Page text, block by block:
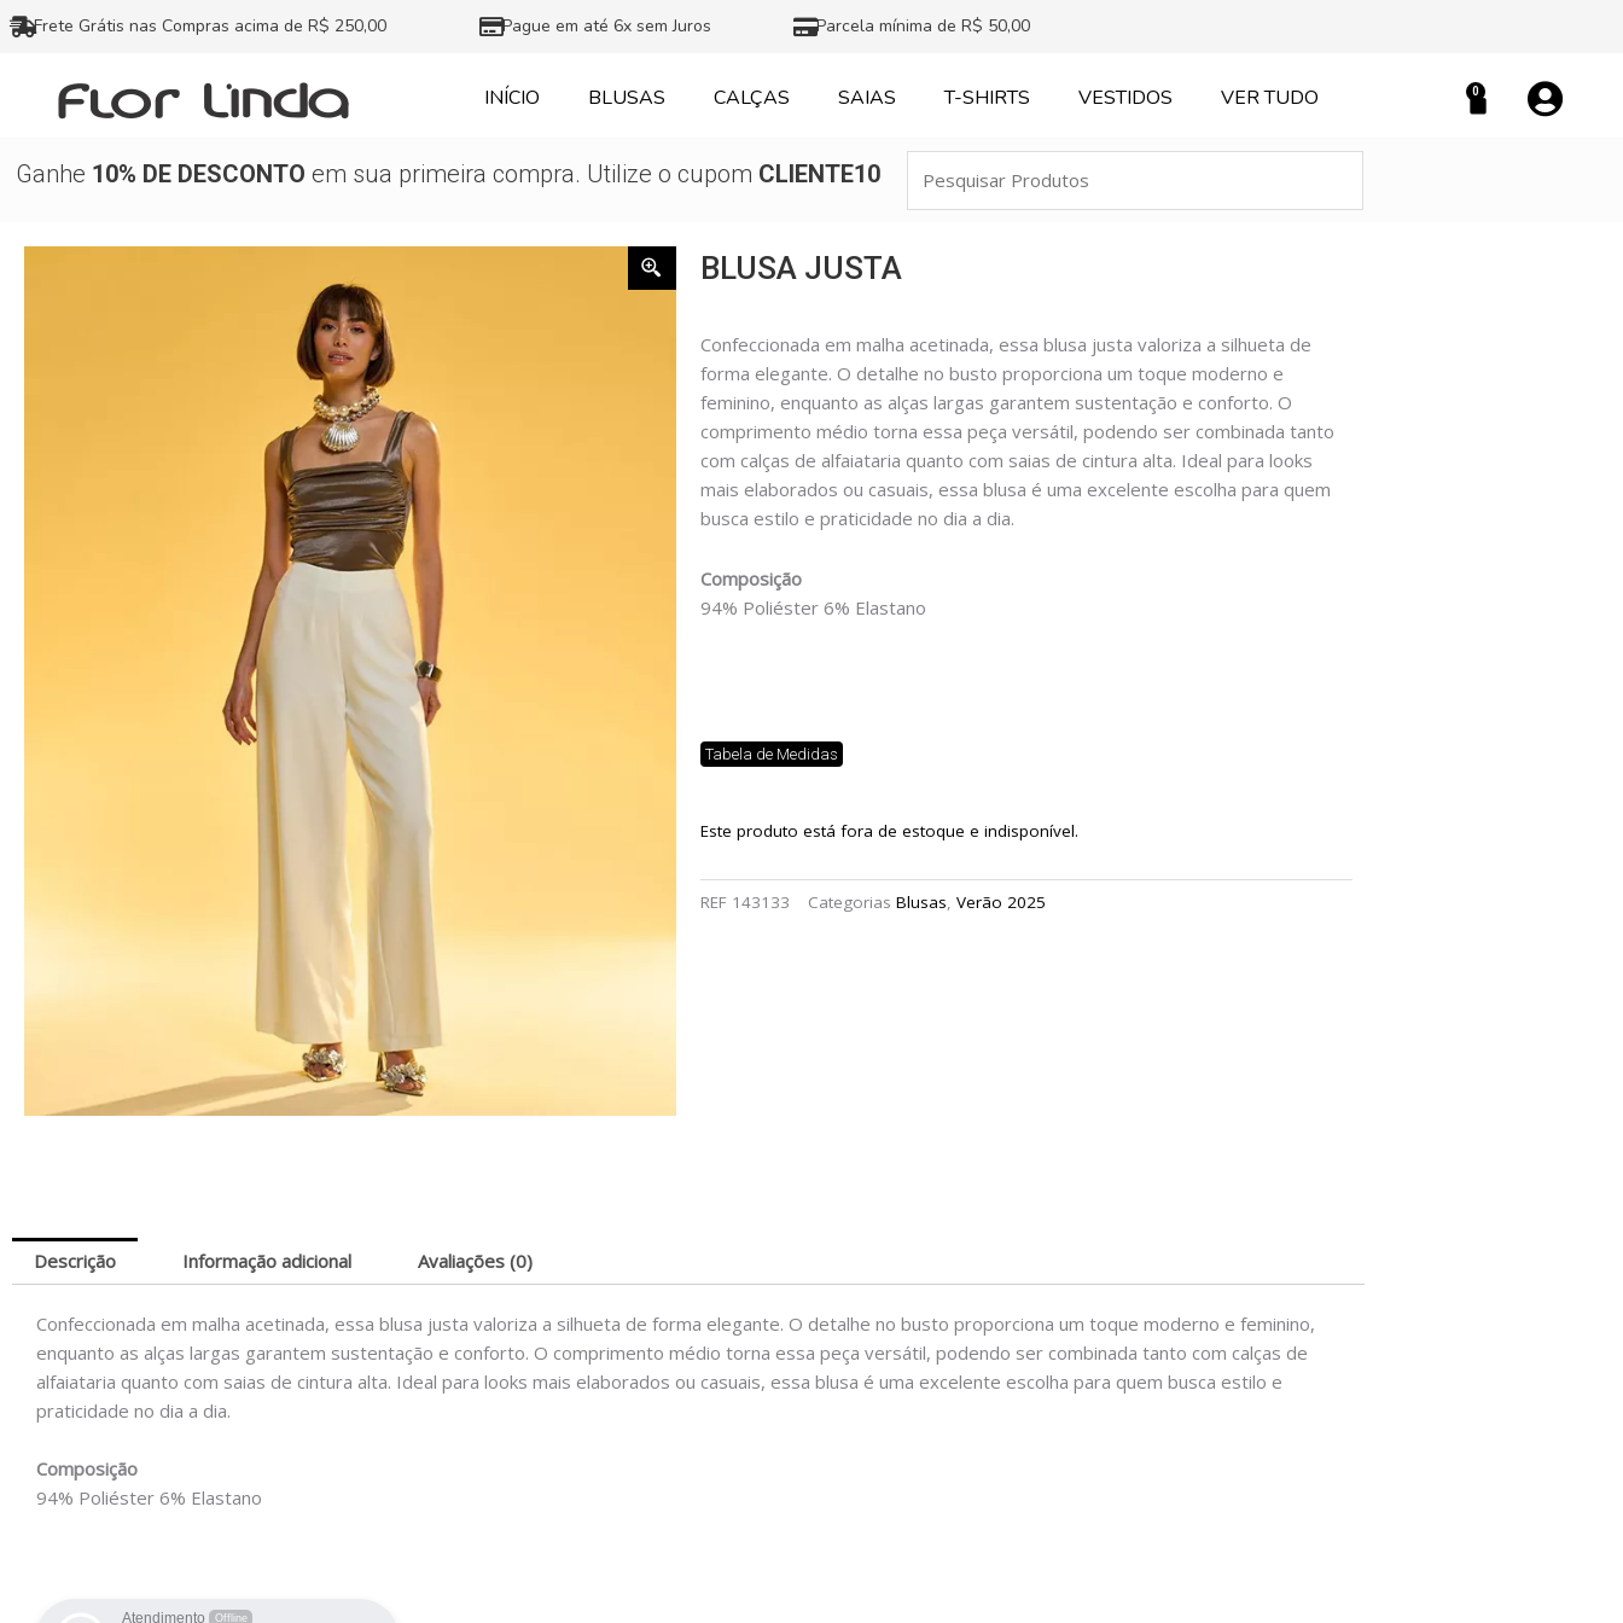
Ir
para
conteúdo
Frete Grátis nas Compras acima de R$ 250,00 Pague em até 6x sem Juros Parcela mínima de R$ 50,00
INÍCIO BLUSAS CALÇAS SAIAS T-SHIRTS VESTIDOS VER TUDO 0
Carrinho
Ganhe 10% DE DESCONTO em sua primeira compra. Utilize o cupom CLIENTE10
Produtos
BLUSA JUSTA
Confeccionada em malha acetinada, essa blusa justa valoriza a silhueta de
forma elegante. O detalhe no busto proporciona um toque moderno e
feminino, enquanto as alças largas garantem sustentação e conforto. O
comprimento médio torna essa peça versátil, podendo ser combinada tanto
com calças de alfaiataria quanto com saias de cintura alta. Ideal para looks
mais elaborados ou casuais, essa blusa é uma excelente escolha para quem
busca estilo e praticidade no dia a dia.
Composição
94% Poliéster 6% Elastano
Tabela de Medidas
Este produto está fora de estoque e indisponível.
REF 143133 Categorias Blusas, Verão 2025
Descrição Informação adicional Avaliações (0)
Confeccionada em malha acetinada, essa blusa justa valoriza a silhueta de forma elegante. O detalhe no busto proporciona um toque moderno e feminino,
enquanto as alças largas garantem sustentação e conforto. O comprimento médio torna essa peça versátil, podendo ser combinada tanto com calças de
alfaiataria quanto com saias de cintura alta. Ideal para looks mais elaborados ou casuais, essa blusa é uma excelente escolha para quem busca estilo e
praticidade no dia a dia.
Composição
94% Poliéster 6% Elastano
Atendimento Offline